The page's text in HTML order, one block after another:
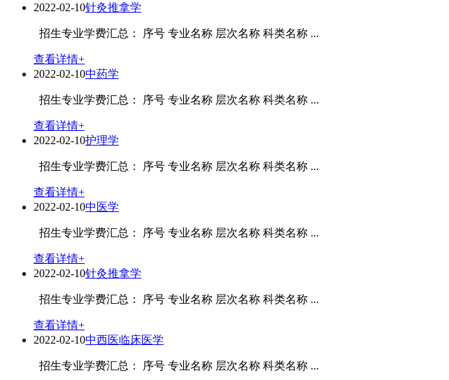
2022-02-10针灸推拿学
招生专业学费汇总： 序号 专业名称 层次名称 科类名称 ...
查看详情+
2022-02-10中药学
招生专业学费汇总： 序号 专业名称 层次名称 科类名称 ...
查看详情+
2022-02-10护理学
招生专业学费汇总： 序号 专业名称 层次名称 科类名称 ...
查看详情+
2022-02-10中医学
招生专业学费汇总： 序号 专业名称 层次名称 科类名称 ...
查看详情+
2022-02-10针灸推拿学
招生专业学费汇总： 序号 专业名称 层次名称 科类名称 ...
查看详情+
2022-02-10中西医临床医学
招生专业学费汇总： 序号 专业名称 层次名称 科类名称 ...